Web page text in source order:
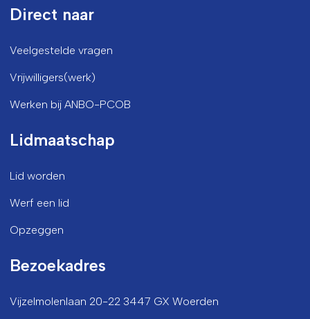
Direct naar
Veelgestelde vragen
Vrijwilligers(werk)
Werken bij ANBO-PCOB
Lidmaatschap
Lid worden
Werf een lid
Opzeggen
Bezoekadres
Vijzelmolenlaan 20-22 3447 GX Woerden